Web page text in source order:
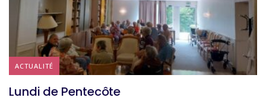
ACTUALITÉ
Lundi de Pentecôte